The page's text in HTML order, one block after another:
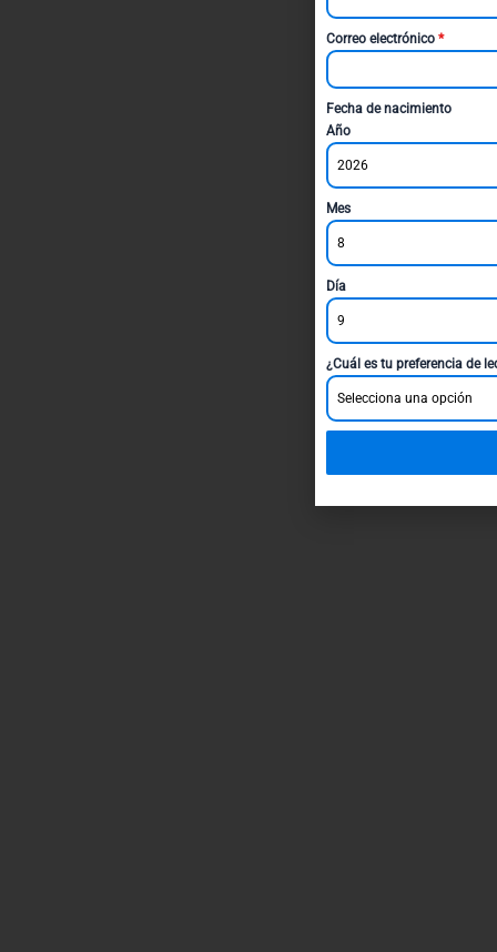
Correo electrónico *
Fecha de nacimiento
Año
2026
Mes
8
Día
9
¿Cuál es tu preferencia de
Selecciona una opción